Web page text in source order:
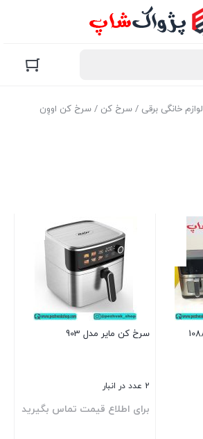
لوازم خانگی برقی / سرخ کن / سرخ کن اووِن
سرخ کن مایر مدل 903
2 عدد در انبار
برای اطلاع قیمت تماس بگیرید